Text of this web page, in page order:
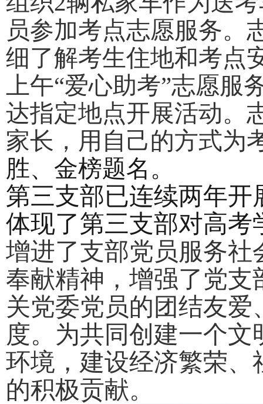
员参加考点志愿服务。
细了解考生住地和考点
上午“爱心助考”志愿服
达指定地点开展活动。
家长，用自己的方式为
胜、金榜题名。
第三支部已连续两年
体现了第三支部对高
增进了支部党员服务
奉献精神，增强了党
关党委党员的团结友
度。为共同创建一个
环境，建设经济繁荣
的积极贡献。